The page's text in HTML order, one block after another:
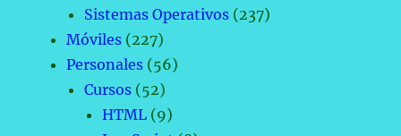
Sistemas Operativos (237)
Móviles (227)
Personales (56)
Cursos (52)
HTML (9)